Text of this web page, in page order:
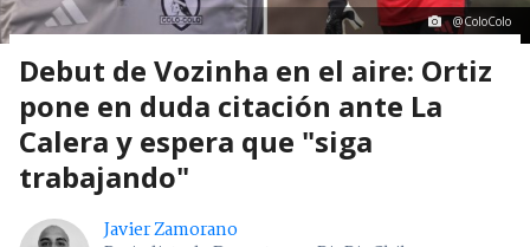
@ColoColo
Debut de Vozinha en el aire: Ortiz
pone en duda citación ante La
Calera y espera que "siga
trabajando"
Javier Zamorano